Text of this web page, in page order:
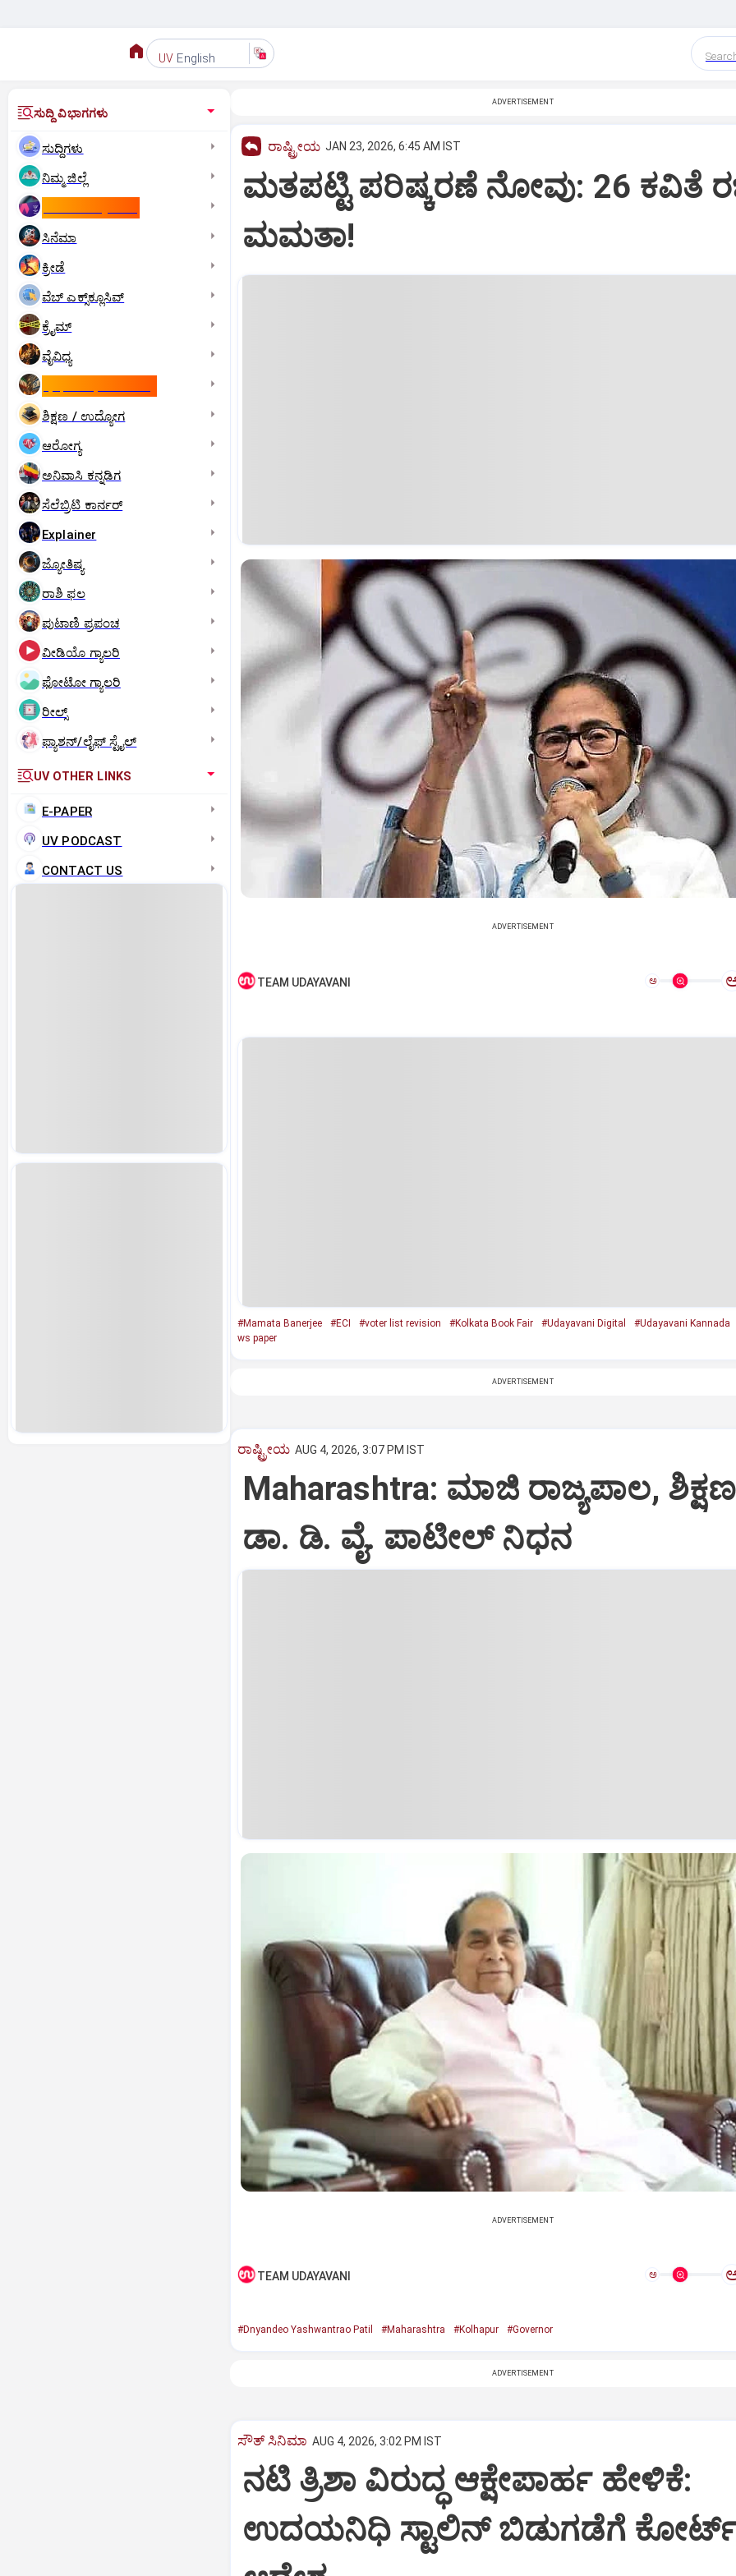
UV English
ಸುದ್ದಿ ವಿಭಾಗಗಳು
ಸುದ್ದಿಗಳು
ನಿಮ್ಮ ಜಿಲ್ಲೆ
ಸಿನೆಮಾ
ಕ್ರೀಡೆ
ವೆಬ್ ಎಕ್ಸ್‌ಕ್ಲೂಸಿವ್
ಕ್ರೈಮ್
ವೈವಿಧ್ಯ
ಶಿಕ್ಷಣ / ಉದ್ಯೋಗ
ಆರೋಗ್ಯ
ಅನಿವಾಸಿ ಕನ್ನಡಿಗ
ಸೆಲೆಬ್ರಿಟಿ ಕಾರ್ನರ್‌
Explainer
ಜ್ಯೋತಿಷ್ಯ
ರಾಶಿ ಫಲ
ಪುಟಾಣಿ ಪ್ರಪಂಚ
ವೀಡಿಯೊ ಗ್ಯಾಲರಿ
ಫೋಟೋ ಗ್ಯಾಲರಿ
ರೀಲ್ಸ್
ಫ್ಯಾಶನ್/ಲೈಫ್‌ ಸ್ಟೈಲ್
UV OTHER LINKS
E-PAPER
UV PODCAST
CONTACT US
ADVERTISEMENT
ರಾಷ್ಟ್ರೀಯ JAN 23, 2026, 6:45 AM IST
ಮತಪಟ್ಟಿ ಪರಿಷ್ಕರಣೆ ನೋವು: 26 ಕವಿತೆ
ಮಮತಾ!
ADVERTISEMENT
TEAM UDAYAVANI ಅ
#Mamata Banerjee #ECI #voter list revision #Kolkata Book Fair #Udayavani Digital
#Udayavani Kannada
ws paper
ADVERTISEMENT
ರಾಷ್ಟ್ರೀಯ AUG 4, 2026, 3:07 PM IST
Maharashtra: ಮಾಜಿ ರಾಜ್ಯಪಾಲ, ಶಿಕ್ಷಣ
ಡಾ. ಡಿ. ವೈ. ಪಾಟೀಲ್ ನಿಧನ
ADVERTISEMENT
TEAM UDAYAVANI ಅ
#Dnyandeo Yashwantrao Patil #Maharashtra #Kolhapur #Governor
ADVERTISEMENT
ಸೌತ್‌ ಸಿನಿಮಾ AUG 4, 2026, 3:02 PM IST
ನಟಿ ತ್ರಿಶಾ ವಿರುದ್ಧ ಆಕ್ಷೇಪಾರ್ಹ ಹೇಳಿಕೆ:
ಉದಯನಿಧಿ ಸ್ಟಾಲಿನ್‌ ಬಿಡುಗಡೆಗೆ